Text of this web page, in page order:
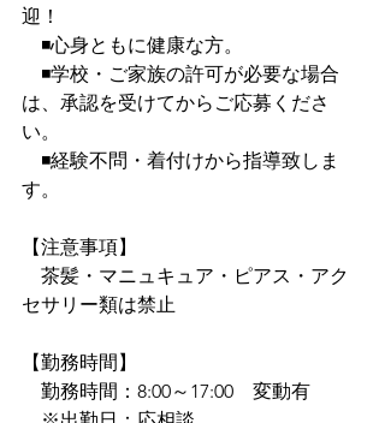
迎！
◾心身ともに健康な方。
◾学校・ご家族の許可が必要な場合
は、承認を受けてからご応募くださ
い。
◾経験不問・着付けから指導致しま
す。
【注意事項】
茶髪・マニュキュア・ピアス・アク
セサリー類は禁止
【勤務時間】
勤務時間：8:00～17:00　変動有